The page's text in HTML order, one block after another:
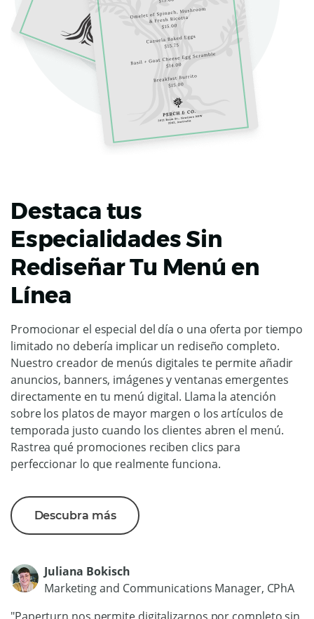
Destaca tus
Especialidades Sin
Rediseñar Tu Menú en
Línea
Promocionar el especial del día o una oferta por tiempo
limitado no debería implicar un rediseño completo.
Nuestro creador de menús digitales te permite añadir
anuncios, banners, imágenes y ventanas emergentes
directamente en tu menú digital. Llama la atención
sobre los platos de mayor margen o los artículos de
temporada justo cuando los clientes abren el menú.
Rastrea qué promociones reciben clics para
perfeccionar lo que realmente funciona.
Descubra más
Juliana Bokisch
Marketing and Communications Manager, CPhA